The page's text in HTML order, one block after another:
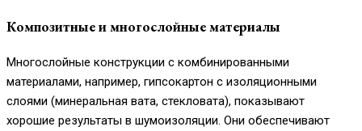
Композитные и многослойные материалы
Многослойные конструкции с комбинированными
материалами, например, гипсокартон с изоляционными
слоями (минеральная вата, стекловата), показывают
хорошие результаты в шумоизоляции. Они обеспечивают